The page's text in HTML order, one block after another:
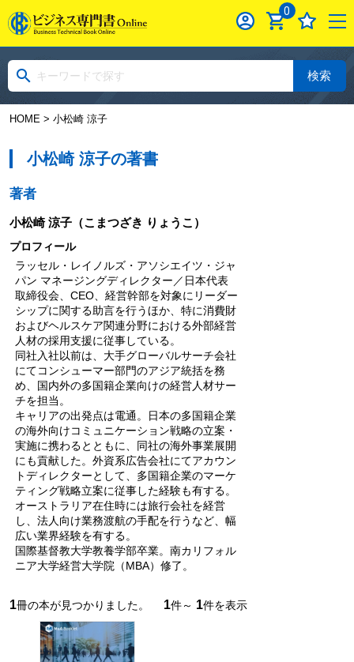
0
検索
HOME> 小松崎 涼子
小松崎 涼子の著書
著者
小松崎 涼子（こまつざき りょうこ）
プロフィール
ラッセル・レイノルズ・アソシエイツ・ジャ
パン マネージングディレクター／日本代表
取締役会、CEO、経営幹部を対象にリーダー
シップに関する助言を行うほか、特に消費財
およびヘルスケア関連分野における外部経営
人材の採用支援に従事している。
同社入社以前は、大手グローバルサーチ会社
にてコンシューマー部門のアジア統括を務
め、国内外の多国籍企業向けの経営人材サー
チを担当。
キャリアの出発点は電通。日本の多国籍企業
の海外向けコミュニケーション戦略の立案・
実施に携わるとともに、同社の海外事業展開
にも貢献した。外資系広告会社にてアカウン
トディレクターとして、多国籍企業のマーケ
ティング戦略立案に従事した経験も有する。
オーストラリア在住時には旅行会社を経営
し、法人向け業務渡航の手配を行うなど、幅
広い業界経験を有する。
国際基督教大学教養学部卒業。南カリフォル
ニア大学経営大学院（MBA）修了。
1冊の本が見つかりました。 1件～ 1件を表示